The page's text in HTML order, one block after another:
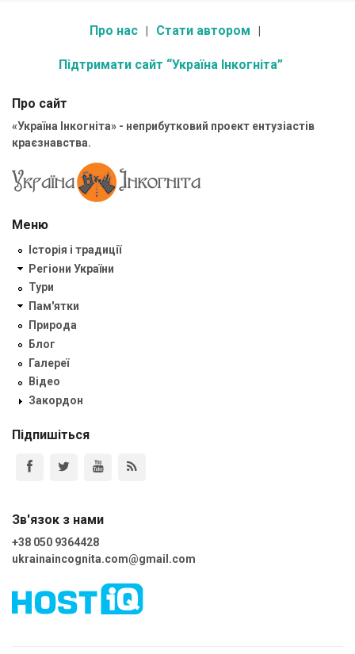
Про нас Стати автором
Підтримати сайт “Україна Інкогніта”
Про сайт
«Україна Інкогніта» - неприбутковий проект ентузіастів
краєзнавства.
Меню
Історія і традиції
Регіони України
Тури
Пам'ятки
Природа
Блог
Галереї
Відео
Закордон
Підпишіться
Зв'язок з нами
+38 050 9364428
ukrainaincognita.com@gmail.com